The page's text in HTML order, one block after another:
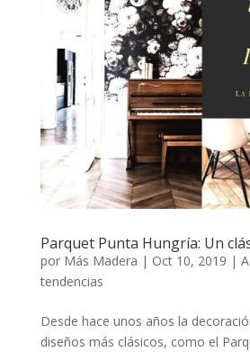
Parquet Punta Hungría: Un
por Más Madera | Oct 10, 2019 |
tendencias
Desde hace unos años la
diseños más clásicos, como el